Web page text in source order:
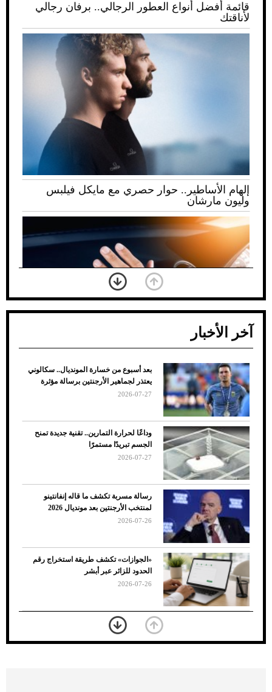
قائمة أفضل أنواع العطور الرجالي.. برفان رجالي
لأناقتك
إلهام الأساطير.. حوار حصري مع مايكل فيلبس
وليون مارشان
ضعف تبريد مكيف السيارة عند الوقوف.. أشهر
الأسباب والحلول
7 نصائح لاختيار لون البنطلون المناسب للقميص
الأسود
آخر الأخبار
بعد أسبوع من خسارة المونديال.. سكالوني
يعتذر لجماهير الأرجنتين برسالة مؤثرة
2026-07-27
وداعًا لحرارة التمارين.. تقنية جديدة تمنح
الجسم تبريدًا مستمرًا
2026-07-27
رسالة مسربة تكشف ما قاله إنفانتينو
لمنتخب الأرجنتين بعد مونديال 2026
2026-07-26
«الجوازات» تكشف طريقة استخراج رقم
الحدود للزائر عبر أبشر
2026-07-26
بعد 7 أشهر من تعرضه لحادث مروع.. جوشوا
يفوز على برينغا بـ"الضربة القاضية" (فيديو)